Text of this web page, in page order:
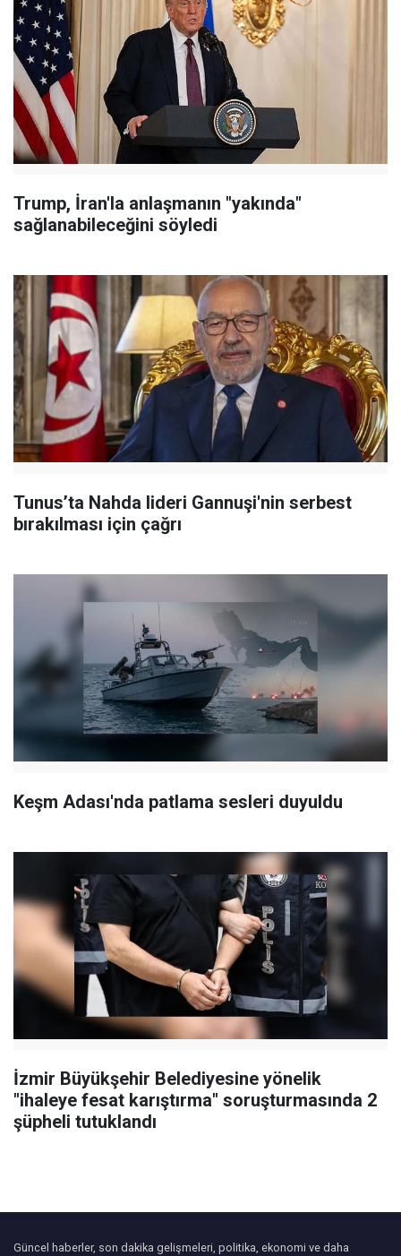
Trump, İran'la anlaşmanın "yakında"
sağlanabileceğini söyledi
Tunus’ta Nahda lideri Gannuşi'nin serbest
bırakılması için çağrı
Keşm Adası'nda patlama sesleri duyuldu
İzmir Büyükşehir Belediyesine yönelik
"ihaleye fesat karıştırma" soruşturmasında 2
şüpheli tutuklandı
Güncel haberler, son dakika gelişmeleri, politika, ekonomi ve daha